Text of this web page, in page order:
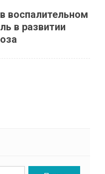
воспалительном
в развитии